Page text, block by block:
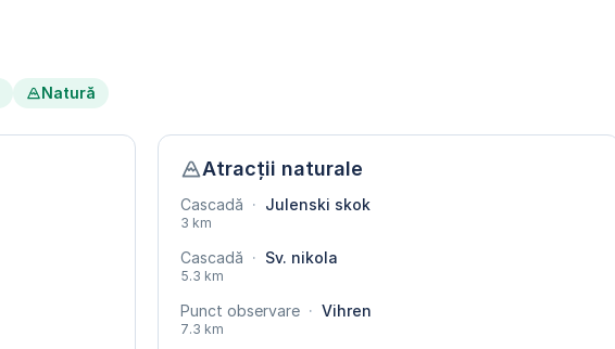
Natură
Atracții naturale
Cascadă · Julenski skok
3 km
Cascadă · Sv. nikola
5.3 km
Punct observare · Vihren
7.3 km